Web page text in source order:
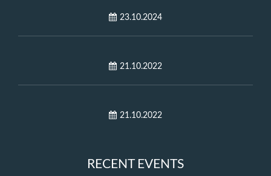
23.10.2024
21.10.2022
21.10.2022
RECENT EVENTS